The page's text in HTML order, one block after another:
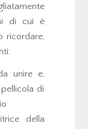
di cui è
ricordare,
unire e,
di
della